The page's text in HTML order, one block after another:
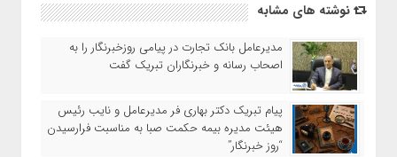
نوشته های مشابه
مدیرعامل بانک تجارت در پیامی روزخبرنگار را به
اصحاب رسانه و خبرنگاران تبریک گفت
پیام تبریک دکتر بهاری فر مدیرعامل و نایب رئیس
هیئت مدیره بیمه حکمت صبا به مناسبت فرارسیدن
“روز خبرنگار”